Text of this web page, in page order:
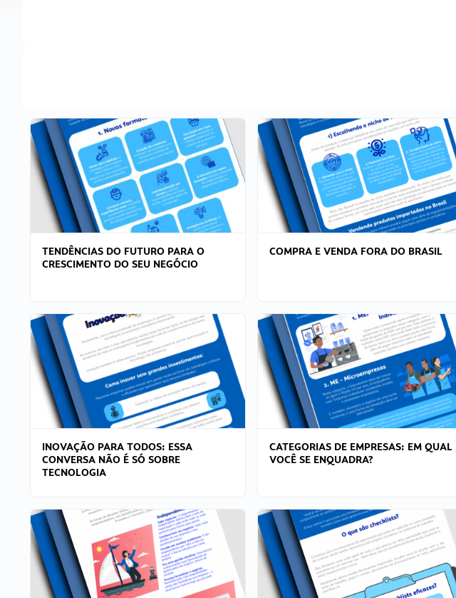
TENDÊNCIAS DO FUTURO PARA O
CRESCIMENTO DO SEU NEGÓCIO
COMPRA E VENDA FORA DO BRASIL
INOVAÇÃO PARA TODOS: ESSA
CONVERSA NÃO É SÓ SOBRE
TECNOLOGIA
CATEGORIAS DE EMPRESAS: EM QUAL
VOCÊ SE ENQUADRA?